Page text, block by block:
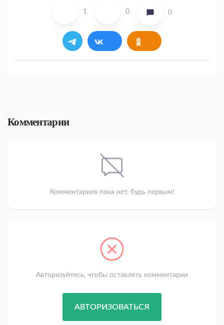
1 0 0
Комментарии
Комментариев пока нет, будь первым!
Авторизуйтесь, чтобы оставлять комментарии
АВТОРИЗОВАТЬСЯ